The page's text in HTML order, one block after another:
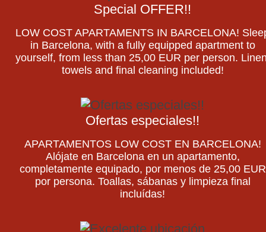
Special OFFER!!
LOW COST APARTAMENTS IN BARCELONA!
in Barcelona, with a fully equipped apartment to
yourself, from less than 25,00 EUR per person.
towels and final cleaning included!
Ofertas especiales!!
APARTAMENTOS LOW COST EN BARCELONA!
Alójate en Barcelona en un apartamento,
completamente equipado, por menos de 25,00 EUR
por persona. Toallas, sábanas y limpieza final
incluídas!